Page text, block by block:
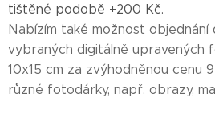
tištěné podobě +200 Kč.
Nabízím také možnost objednání
vybraných digitálně upravených
10x15 cm za zvýhodněnou cenu
různé fotodárky, např. obrazy,